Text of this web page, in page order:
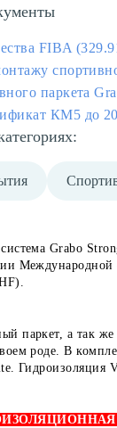
FIBA
паркета
КМ5 до
система Grabo
паркет, а так
роде. В
Гидроизоляция